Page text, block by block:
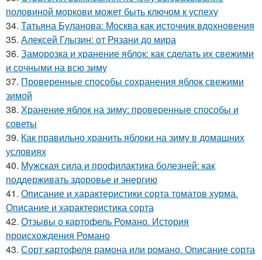
половиной моркови может быть ключом к успеху
34. Татьяна Буланова: Москва как источник вдохновения
35. Алексей Глызин: от Рязани до мира
36. Заморозка и хранение яблок: как сделать их свежими
и сочными на всю зиму
37. Проверенные способы сохранения яблок свежими
зимой
38. Хранение яблок на зиму: проверенные способы и
советы
39. Как правильно хранить яблоки на зиму в домашних
условиях
40. Мужская сила и профилактика болезней: как
поддерживать здоровье и энергию
41. Описание и характеристики сорта томатов хурма.
Описание и характеристика сорта
42. Отзывы о картофель Романо. История
происхождения Романо
43. Сорт картофеля рамона или романо. Описание сорта